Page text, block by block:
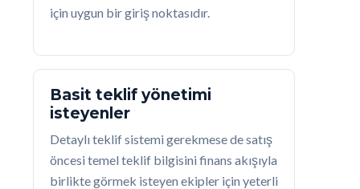
için uygun bir giriş noktasıdır.
Basit teklif yönetimi
isteyenler
Detaylı teklif sistemi gerekmese de satış
öncesi temel teklif bilgisini finans akışıyla
birlikte görmek isteyen ekipler için yeterli